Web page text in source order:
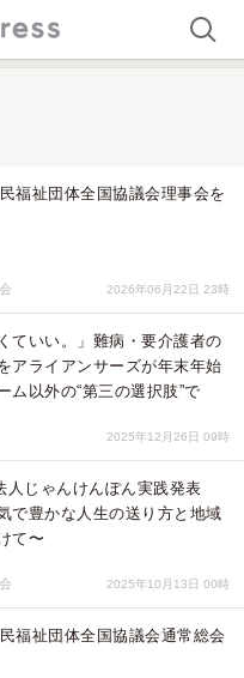
福祉団体全国協議会理事会を
2026年06月22日 23時
ていい。」難病・要介護者の
アライアンサーズが年末年始
ム以外の“第三の選択肢”で
2025年12月26日 09時
人じゃんけんぽん実践発表
で豊かな人生の送り方と地域
て〜
2025年10月13日 00時
福祉団体全国協議会通常総会